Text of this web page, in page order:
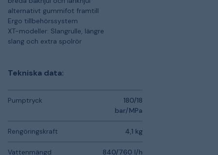
alternativt gummifot framtill
Ergo tillbehörssystem
XT-modeller: Slangrulle, längre
slang och extra spolrör
Tekniska data:
Pumptryck
180/18
bar/MPa
Rengöringskraft 4,1 kg
Vattenmängd
840/760 l/h